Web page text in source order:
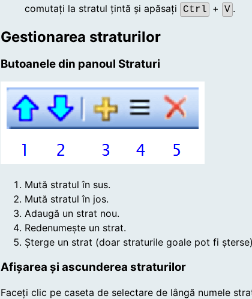
comutați la stratul țintă și apăsați
Ctrl + V .
Gestionarea straturilor
Butoanele din panoul Straturi
Mută stratul în sus.
Mută stratul în jos.
Adaugă un strat nou.
Redenumește un strat.
Șterge un strat (doar straturile goale pot fi
Afișarea și ascunderea straturilor
Faceți clic pe caseta de selectare de lângă numele